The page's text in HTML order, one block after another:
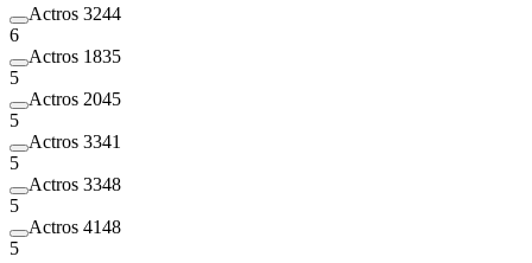
Actros 3244
6
Actros 1835
5
Actros 2045
5
Actros 3341
5
Actros 3348
5
Actros 4148
5